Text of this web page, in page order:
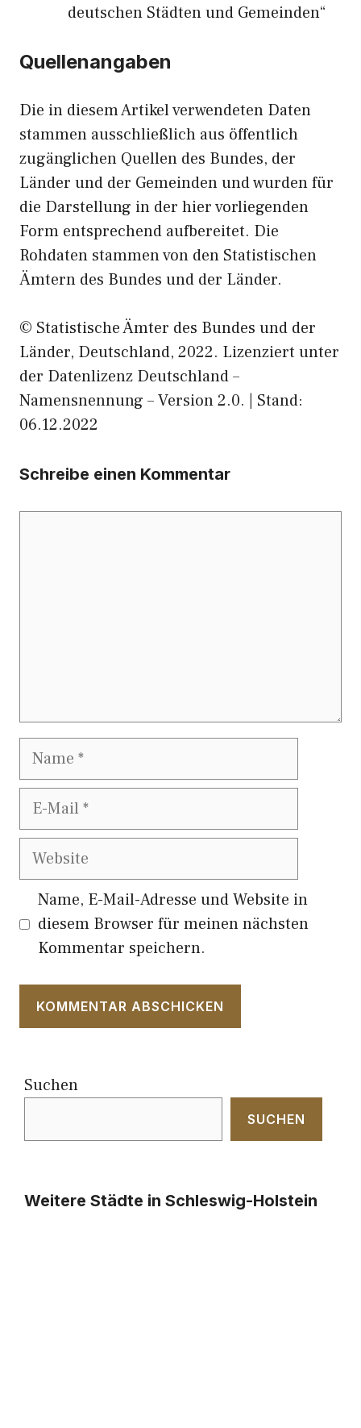
deutschen Städten und Gemeinden“
Quellenangaben
Die in diesem Artikel verwendeten Daten
stammen ausschließlich aus öffentlich
zugänglichen Quellen des Bundes, der
Länder und der Gemeinden und wurden für
die Darstellung in der hier vorliegenden
Form entsprechend aufbereitet. Die
Rohdaten stammen von den Statistischen
Ämtern des Bundes und der Länder.
© Statistische Ämter des Bundes und der
Länder, Deutschland, 2022. Lizenziert unter
der Datenlizenz Deutschland –
Namensnennung – Version 2.0. | Stand:
06.12.2022
Schreibe einen Kommentar
Name
E-
Website
Name, E-Mail-Adresse und Website in
diesem Browser für meinen nächsten
Kommentar speichern.
Suchen
SUCHEN
Weitere Städte in Schleswig-Holstein